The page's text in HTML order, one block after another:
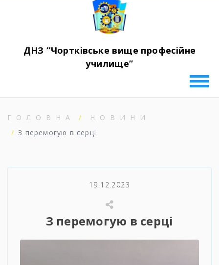
ДНЗ “Чортківське вище професійне
училище”
ГОЛОВНА
НОВИНИ
З перемогую в серці
19.12.2023
З перемогую в серці